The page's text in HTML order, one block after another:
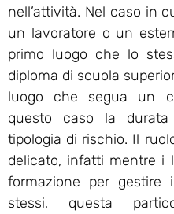
nell’attività. Nel caso in
un lavoratore o un
primo luogo che lo
diploma di scuola
luogo che segua un
questo caso la
tipologia di rischio. Il
delicato, infatti mentre i
formazione per gestire
stessi, questa